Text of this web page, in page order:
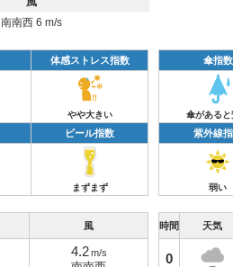
南南西 6 m/s
体感ストレス指数
やや大きい
ビール指数
まずまず
風
4.2 m/s
傘指数
傘があると
紫外線
弱い
時間 天気
0